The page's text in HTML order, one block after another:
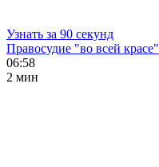
Узнать за 90 секунд
Правосудие "во всей красе"
06:58
2 мин